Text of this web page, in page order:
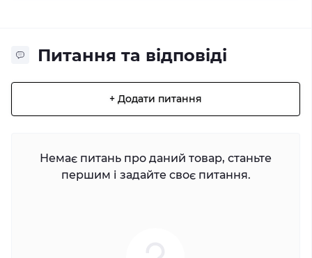
Питання та відповіді
+ Додати питання
Немає питань про даний товар, станьте
першим і задайте своє питання.